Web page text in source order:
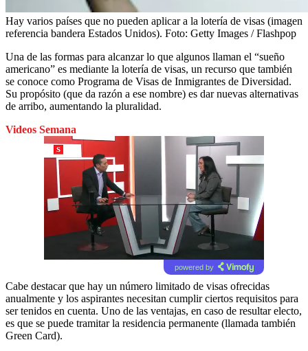
Hay varios países que no pueden aplicar a la lotería de visas (imagen
referencia bandera Estados Unidos). Foto: Getty Images / Flashpop
Una de las formas para alcanzar lo que algunos llaman el “sueño
americano” es mediante la lotería de visas, un recurso que también
se conoce como Programa de Visas de Inmigrantes de Diversidad.
Su propósito (que da razón a ese nombre) es dar nuevas alternativas
de arribo, aumentando la pluralidad.
Videos Semana
powered by
Cabe destacar que hay un número limitado de visas ofrecidas
anualmente y los aspirantes necesitan cumplir ciertos requisitos para
ser tenidos en cuenta. Uno de las ventajas, en caso de resultar electo,
es que se puede tramitar la residencia permanente (llamada también
Green Card).